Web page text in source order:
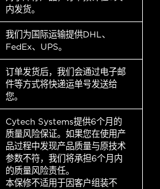
内发货。
我们为国际运输提供DHL、
FedEx、UPS。
订单发货后，我们会通过电子邮
件等方式将快递运单号发送给
您。
Cytech Systems提供6个月的
质量风险保证。如果您在使用产
品过程中发现产品质量与原技术
参数不符，我们将承担6个月内
的质量风险责任。
本保修不适用于因客户组装不